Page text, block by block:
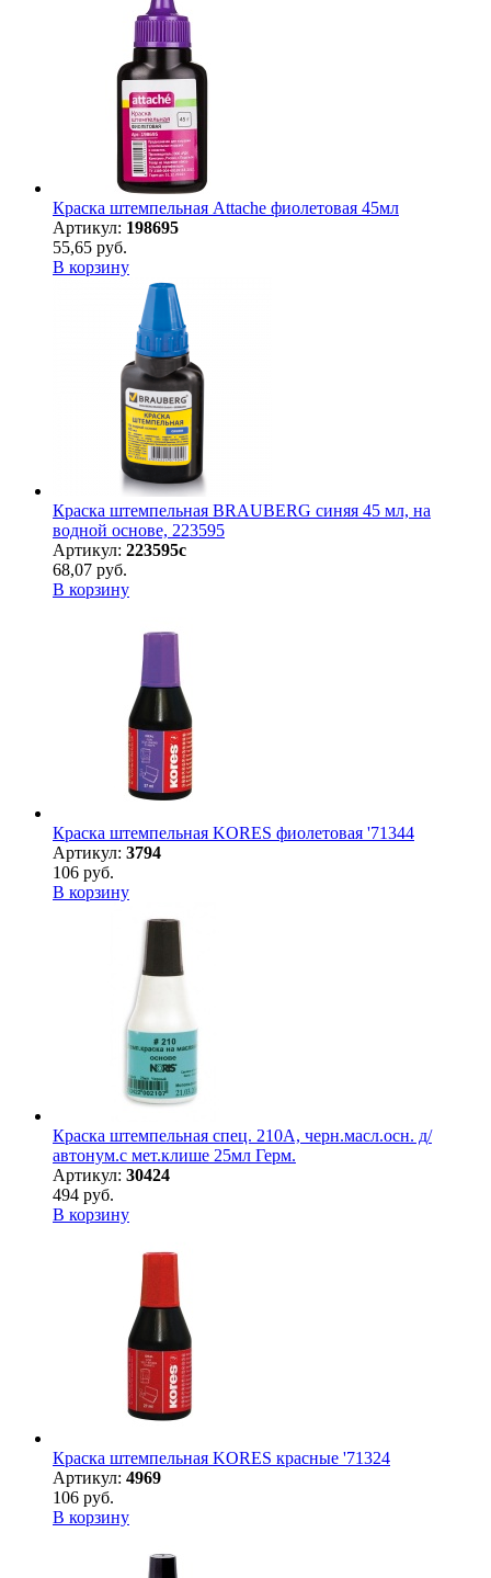
Краска штемпельная Attache фиолетовая 45мл
Артикул: 198695
55,65 руб.
В корзину
Краска штемпельная BRAUBERG синяя 45 мл, на
водной основе, 223595
Артикул: 223595с
68,07 руб.
В корзину
Краска штемпельная KORES фиолетовая '71344
Артикул: 3794
106 руб.
В корзину
Краска штемпельная спец. 210А, черн.масл.осн. д/
автонум.с мет.клише 25мл Герм.
Артикул: 30424
494 руб.
В корзину
Краска штемпельная KORES красные '71324
Артикул: 4969
106 руб.
В корзину